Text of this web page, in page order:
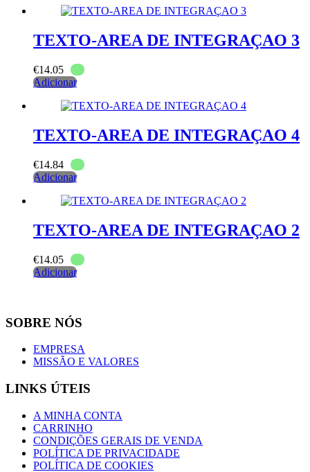
TEXTO-AREA DE INTEGRAÇAO 3
€14.05
Adicionar
TEXTO-AREA DE INTEGRAÇAO 4
€14.84
Adicionar
TEXTO-AREA DE INTEGRAÇAO 2
€14.05
Adicionar
SOBRE NÓS
EMPRESA
MISSÃO E VALORES
LINKS ÚTEIS
A MINHA CONTA
CARRINHO
CONDIÇÕES GERAIS DE VENDA
POLÍTICA DE PRIVACIDADE
POLÍTICA DE COOKIES